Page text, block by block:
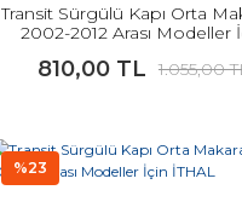
Transit Sürgülü Kapı Orta
2002-2012 Arası Modeller
810,00 TL 1.055,00
%23